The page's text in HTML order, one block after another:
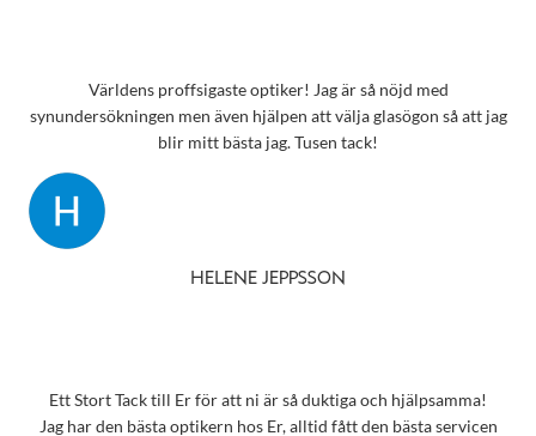
Världens proffsigaste optiker! Jag är så nöjd med
synundersökningen men även hjälpen att välja glasögon så att jag
blir mitt bästa jag. Tusen tack!
HELENE JEPPSSON
Ett Stort Tack till Er för att ni är så duktiga och hjälpsamma!
Jag har den bästa optikern hos Er, alltid fått den bästa servicen